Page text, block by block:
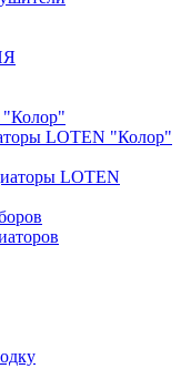
"Колор"
LOTEN "Колор"
LOTEN